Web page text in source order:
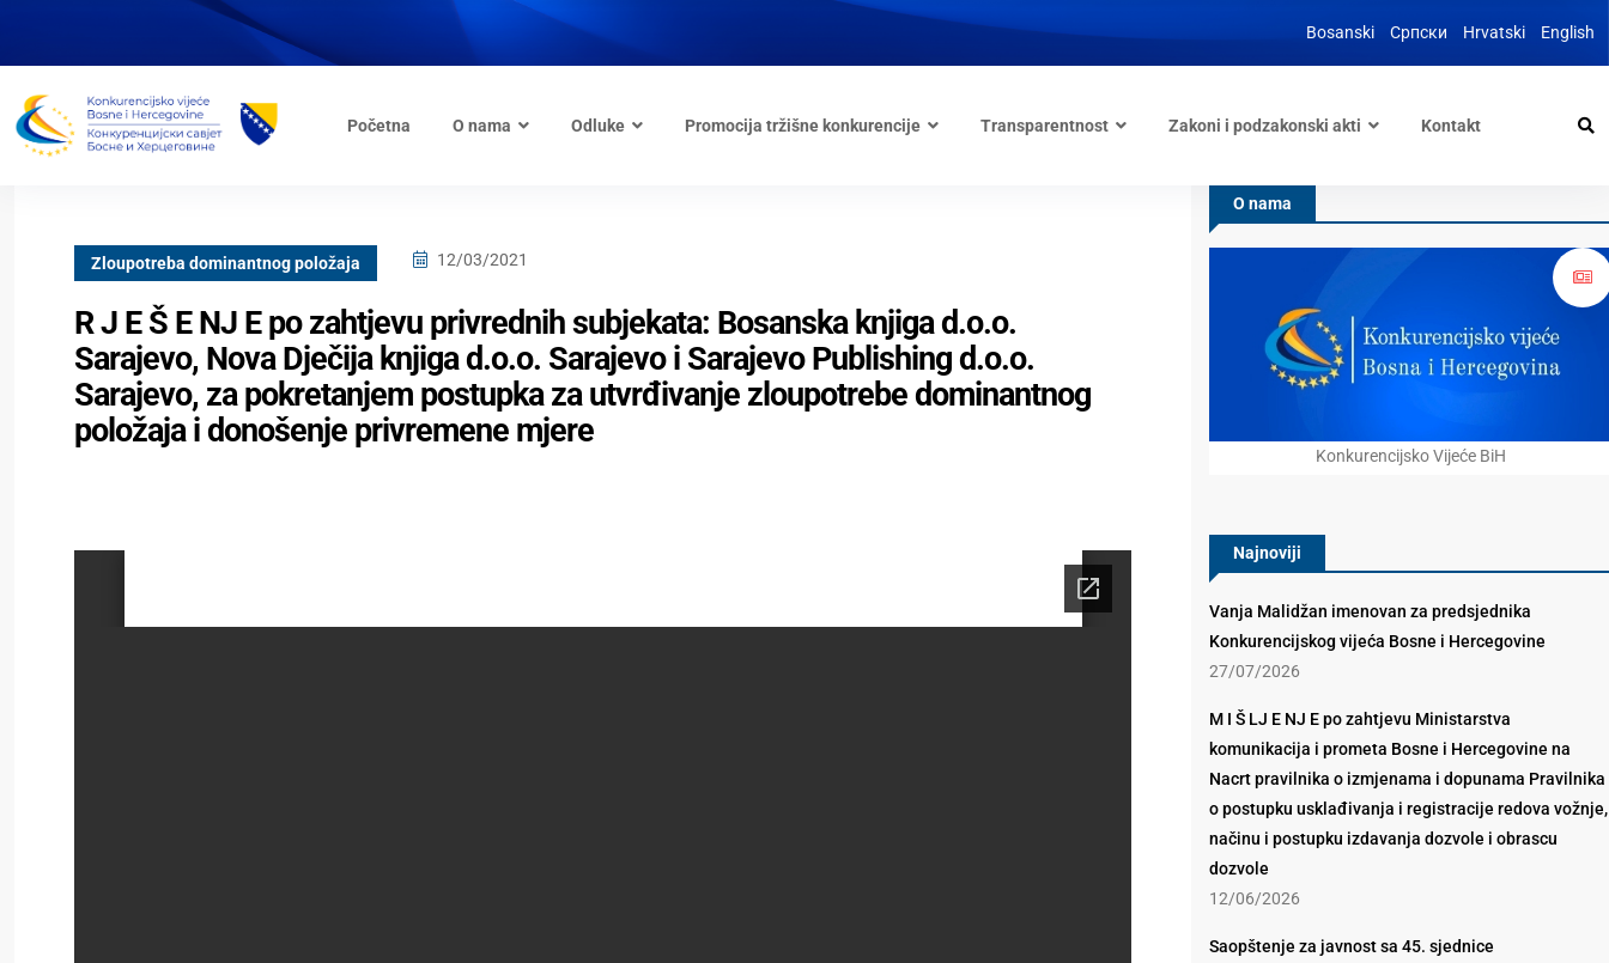
Bosanski Српски Hrvatski English
Početna O nama Odluke Promocija tržišne konkurencije Transparentnost Zakoni i podzakonski akti Kontakt
Zloupotreba dominantnog položaja 12/03/2021
R J E Š E NJ E po zahtjevu privrednih subjekata: Bosanska knjiga d.o.o.
Sarajevo, Nova Dječija knjiga d.o.o. Sarajevo i Sarajevo Publishing d.o.o.
Sarajevo, za pokretanjem postupka za utvrđivanje zloupotrebe dominantnog
položaja i donošenje privremene mjere
O nama
Konkurencijsko Vijeće BiH
Najnoviji
Vanja Malidžan imenovan za predsjednika
Konkurencijskog vijeća Bosne i Hercegovine
27/07/2026
M I Š LJ E NJ E po zahtjevu Ministarstva
komunikacija i prometa Bosne i Hercegovine na
Nacrt pravilnika o izmjenama i dopunama Pravilnika
o postupku usklađivanja i registracije redova vožnje,
načinu i postupku izdavanja dozvole i obrascu
dozvole
12/06/2026
Saopštenje za javnost sa 45. sjednice